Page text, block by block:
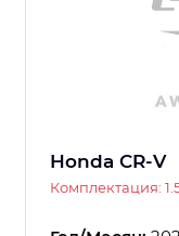
Honda CR-V
Комплектация: